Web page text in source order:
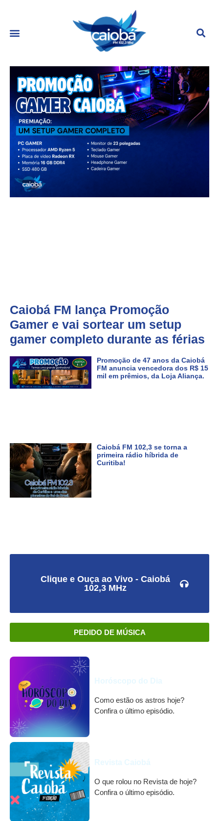
Caiobá FM lança Promoção
Gamer e vai sortear um setup
gamer completo durante as férias
Promoção de 47 anos da Caiobá
FM anuncia vencedora dos R$ 15
mil em prêmios, da Loja Aliança.
Caiobá FM 102,3 se torna a
primeira rádio híbrida de
Curitiba!
Clique e Ouça ao Vivo - Caiobá
102,3 MHz
PEDIDO DE MÚSICA
Horóscopo do Dia
Como estão os astros hoje?
Confira o último episódio.
Revista Caiobá
O que rolou no Revista de hoje?
Confira o último episódio.